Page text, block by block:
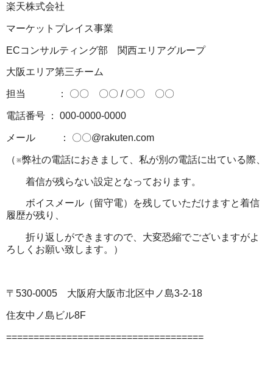
楽天株式会社
マーケットプレイス事業
ECコンサルティング部 関西エリアグループ
大阪エリア第三チーム
担当 ： 〇〇 〇〇 / 〇〇 〇〇
電話番号 ： 000‐0000‐0000
メール ： 〇〇@rakuten.com
（※弊社の電話におきまして、私が別の電話に出ている際、
着信が残らない設定となっております。
ボイスメール（留守電）を残していただけますと着信
履歴が残り、
折り返しができますので、大変恐縮でございますがよ
ろしくお願い致します。）
〒530-0005 大阪府大阪市北区中ノ島3-2-18
住友中ノ島ビル8F
====================================